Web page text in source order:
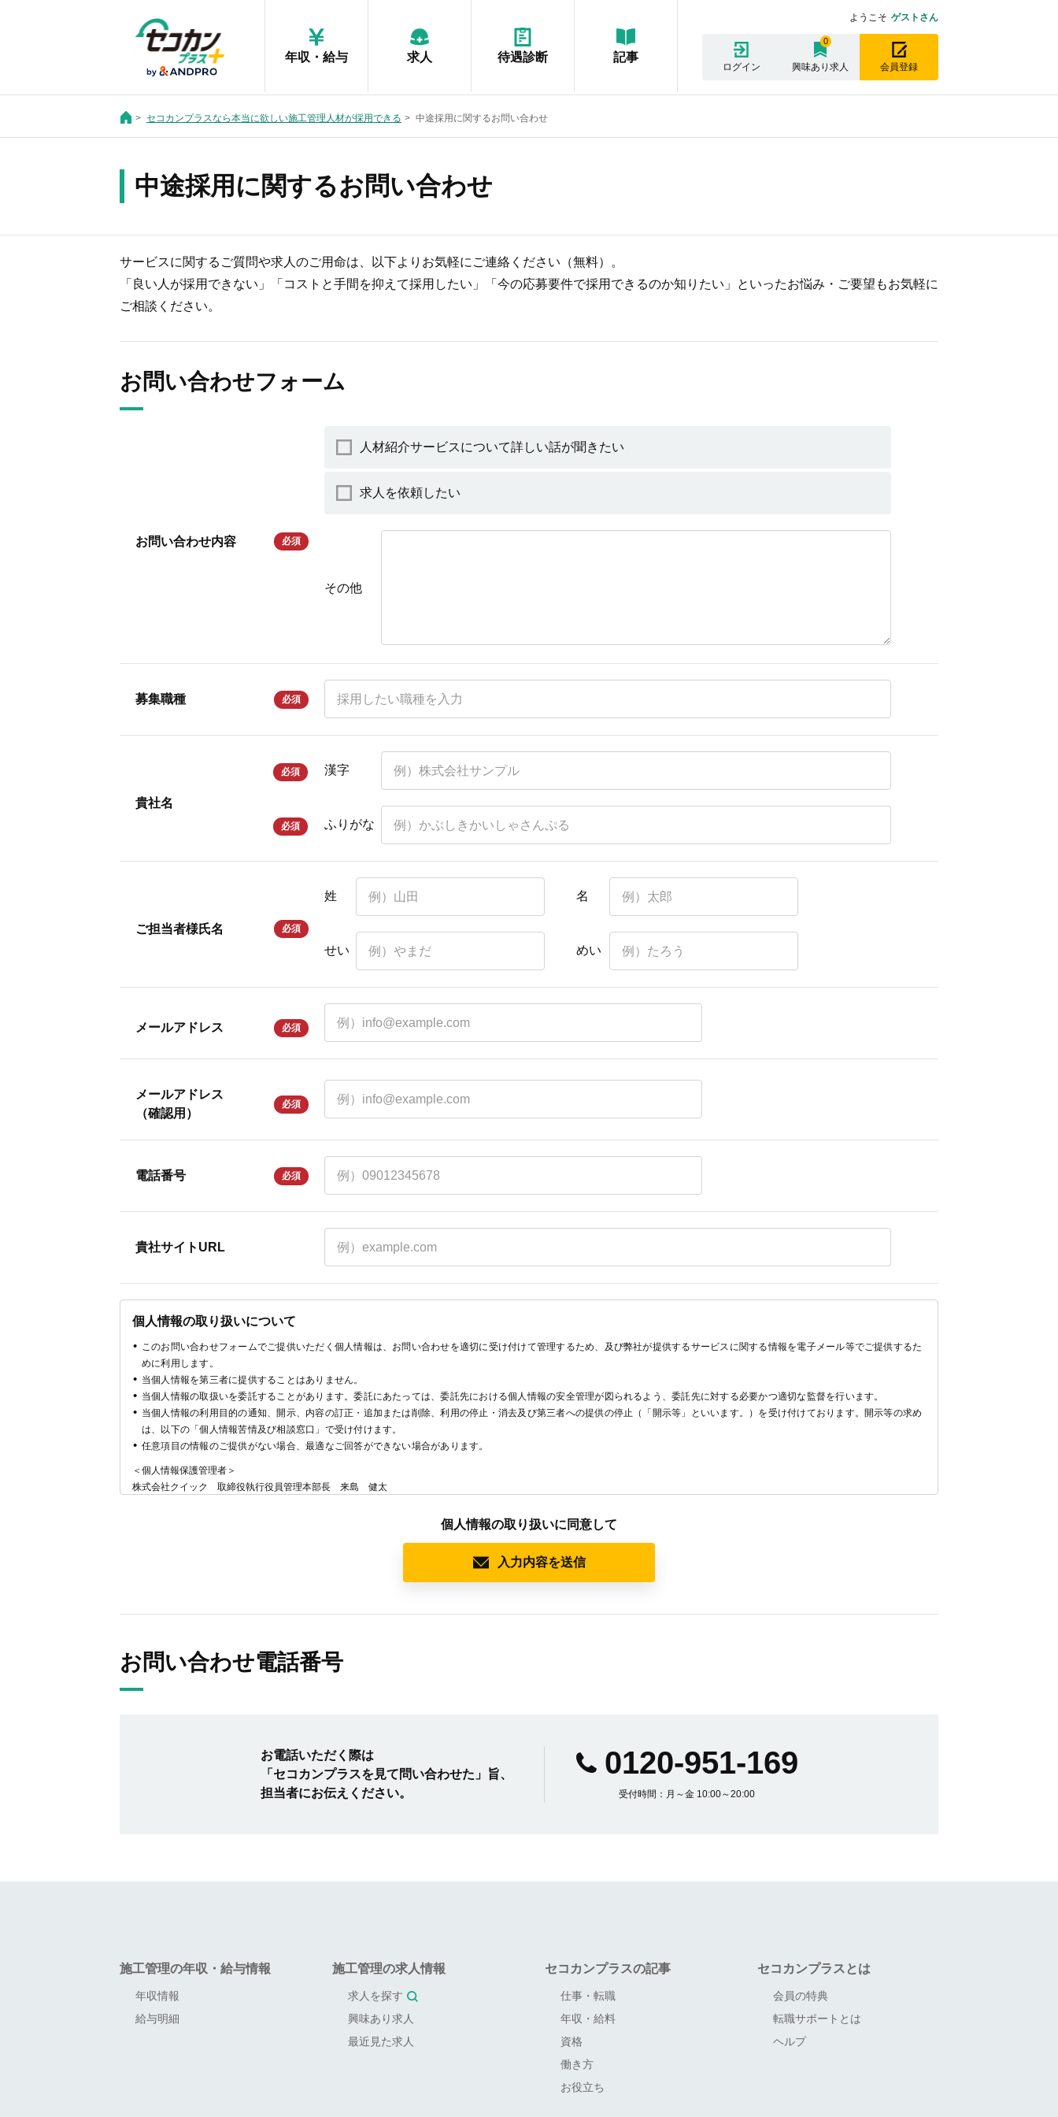
年収・給与 求人 待遇診断 記事
ようこそ ゲストさん
ログイン 興味あり求人
0
会員登録
セコカンプラスなら本当に欲しい施工管理人材が採用できる 中途採用に関するお問い合わせ
中途採用に関するお問い合わせ
サービスに関するご質問や求人のご用命は、以下よりお気軽にご連絡ください（無料）。
「良い人が採用できない」「コストと手間を抑えて採用したい」「今の応募要件で採用できるのか知りたい」といったお悩み・ご要望もお気軽に
ご相談ください。
お問い合わせフォーム
お問い合わせ内容 必須
人材紹介サービスについて詳しい話が聞きたい
求人を依頼したい
その他
募集職種 必須
貴社名
必須 漢字
必須 ふりがな
ご担当者様氏名 必須
姓 名
せい めい
メールアドレス 必須
メールアドレス
（確認用）
必須
電話番号 必須
貴社サイトURL
個人情報の取り扱いについて
このお問い合わせフォームでご提供いただく個人情報は、お問い合わせを適切に受け付けて管理するため、及び弊社が提供するサービスに関する情報を電子メール等でご提供するた
めに利用します。
当個人情報を第三者に提供することはありません。
当個人情報の取扱いを委託することがあります。委託にあたっては、委託先における個人情報の安全管理が図られるよう、委託先に対する必要かつ適切な監督を行います。
当個人情報の利用目的の通知、開示、内容の訂正・追加または削除、利用の停止・消去及び第三者への提供の停止（「開示等」といいます。）を受け付けております。開示等の求め
は、以下の「個人情報苦情及び相談窓口」で受け付けます。
任意項目の情報のご提供がない場合、最適なご回答ができない場合があります。
＜個人情報保護管理者＞
株式会社クイック 取締役執行役員管理本部長 来島 健太
認定個人情報保護団体の名称
一般財団法人日本情報経済社会推進協会
苦情の解決の申出先
東京都港区六本木一丁目９番９号 六本木ファーストビル内
03-5860-7565/ 0120-700-779
※上記は当社サービスに関する問い合わせ先ではございませんのでご注意ください。
個人情報の取り扱いに同意して
入力内容を送信
お問い合わせ電話番号
お電話いただく際は
「セコカンプラスを見て問い合わせた」旨、
担当者にお伝えください。
0120-951-169
受付時間：月～金 10:00～20:00
施工管理の年収・給与情報
年収情報
給与明細
施工管理の求人情報
求人を探す
興味あり求人
最近見た求人
セコカンプラスの記事
仕事・転職
年収・給料
資格
働き方
お役立ち
セコカンプラスとは
会員の特典
転職サポートとは
ヘルプ